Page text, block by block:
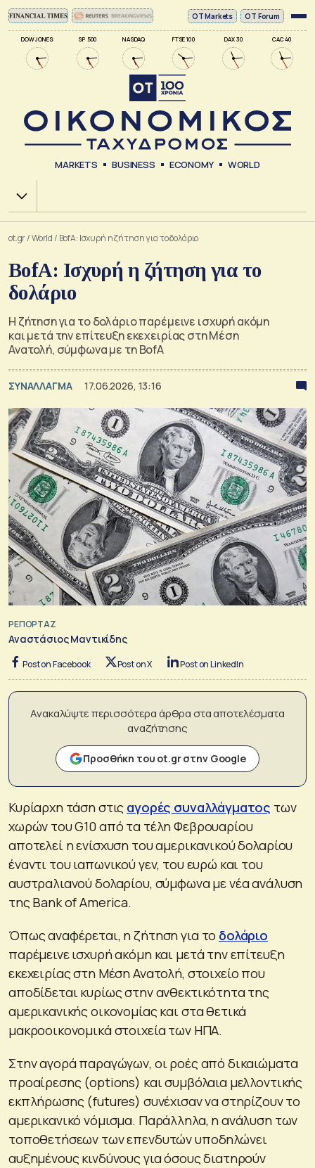
DOW JONES SP 500 NASDAQ FTSE 100 DAX 30 CAC 40
ΟΤ Markets OT Forum
MARKETS BUSINESS ECONOMY WORLD
Χ.Α.
ot.gr/World / BofA: Ισχυρή η ζήτηση για το δολάριο
BofA: Ισχυρή η ζήτηση για το
δολάριο
Η ζήτηση για το δολάριο παρέμεινε ισχυρή ακόμη
και μετά την επίτευξη εκεχειρίας στη Μέση
Ανατολή, σύμφωνα με τη BofA
ΣΥΝΑΛΛΑΓΜΑ 17.06.2026, 13:16
ΡΕΠΟΡΤΑΖ
Αναστάσιος Μαντικίδης
Post on Facebook Post on X Post on LinkedIn
Ανακαλύψτε περισσότερα άρθρα στα αποτελέσματα
αναζήτησης
Προσθήκη του ot.gr στην Google
Κυρίαρχη τάση στις αγορές συναλλάγματος των
χωρών του G10 από τα τέλη Φεβρουαρίου
αποτελεί η ενίσχυση του αμερικανικού δολαρίου
έναντι του ιαπωνικού γεν, του ευρώ και του
αυστραλιανού δολαρίου, σύμφωνα με νέα ανάλυση
της Bank of America.
Όπως αναφέρεται, η ζήτηση για το δολάριο
παρέμεινε ισχυρή ακόμη και μετά την επίτευξη
εκεχειρίας στη Μέση Ανατολή, στοιχείο που
αποδίδεται κυρίως στην ανθεκτικότητα της
αμερικανικής οικονομίας και στα θετικά
μακροοικονομικά στοιχεία των ΗΠΑ.
Στην αγορά παραγώγων, οι ροές από δικαιώματα
προαίρεσης (options) και συμβόλαια μελλοντικής
εκπλήρωσης (futures) συνέχισαν να στηρίζουν το
αμερικανικό νόμισμα. Παράλληλα, η ανάλυση των
τοποθετήσεων των επενδυτών υποδηλώνει
αυξημένους κινδύνους για όσους διατηρούν